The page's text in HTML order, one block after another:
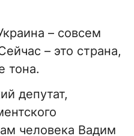
– совсем
– это страна,
тона.
депутат,
человека Вадим